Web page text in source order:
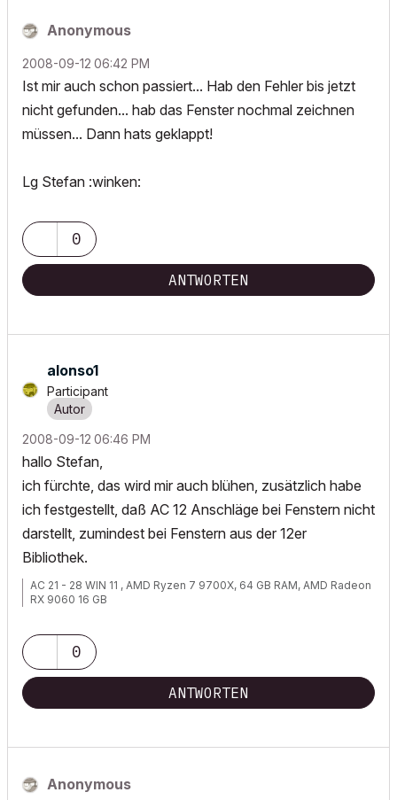
Anonymous
‎2008-09-12 06:42 PM
Ist mir auch schon passiert... Hab den Fehler bis jetzt
nicht gefunden... hab das Fenster nochmal zeichnen
müssen... Dann hats geklappt!
Lg Stefan :winken:
0
ANTWORTEN
alonso1
Participant
‎2008-09-12 06:46 PM
hallo Stefan,
ich fürchte, das wird mir auch blühen, zusätzlich habe
ich festgestellt, daß AC 12 Anschläge bei Fenstern nicht
darstellt, zumindest bei Fenstern aus der 12er
Bibliothek.
AC 21 - 28 WIN 11 , AMD Ryzen 7 9700X, 64 GB RAM, AMD Radeon
RX 9060 16 GB
0
ANTWORTEN
Anonymous